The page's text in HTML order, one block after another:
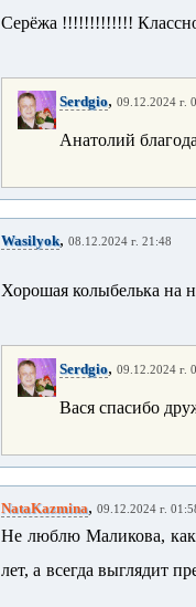
Серёжа !!!!!!!!!!!!!
Serdgio, 09.12.2024 г.
Анатолий
Wasilyok, 08.12.2024 г. 21:48
Хорошая колыбелька на
Serdgio, 09.12.2024 г.
Вася спасибо
NataKazmina, 09.12.2024 г.
Не люблю Маликова,
лет, а всегда выглядит